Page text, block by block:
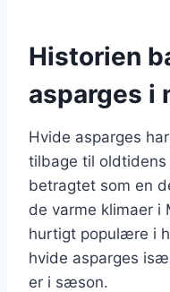
Historien
asparges i
Hvide asparges
tilbage til oldtidens
betragtet som en
de varme klimaer i
hurtigt populære i
hvide asparges
er i sæson.